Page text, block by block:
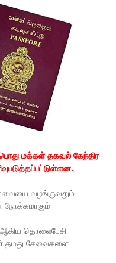
பொது மக்கள் தகவல் கேந்திர
வழங்குவதும்
நோக்கமாகும்.
ஆகிய தொலைபேசி
தமது சேவைகளை